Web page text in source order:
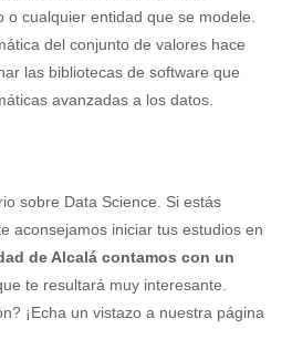
cualquier entidad que se modele.
del conjunto de valores hace
las bibliotecas de software que
avanzadas a los datos.
sobre Data Science. Si estás
aconsejamos iniciar tus estudios en
de Alcalá contamos con un
te resultará muy interesante.
¡Echa un vistazo a nuestra página